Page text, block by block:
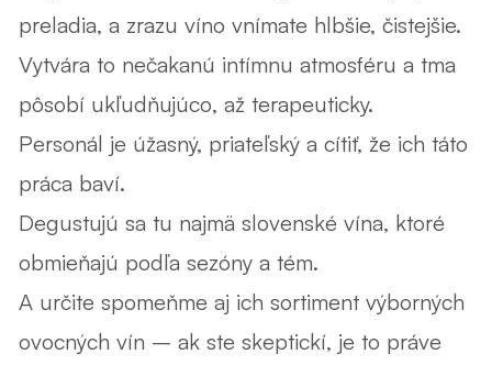
preladia, a zrazu víno vnímate hlbšie, čistejšie.
Vytvára to nečakanú intímnu atmosféru a tma
pôsobí ukľudňujúco, až terapeuticky.
Personál je úžasný, priateľský a cítiť, že ich táto
práca baví.
Degustujú sa tu najmä slovenské vína, ktoré
obmieňajú podľa sezóny a tém.
A určite spomeňme aj ich sortiment výborných
ovocných vín – ak ste skeptickí, je to práve